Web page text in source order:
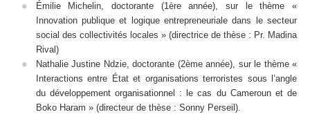
Émilie Michelin, doctorante (1ère année), sur le thème «
Innovation publique et logique entrepreneuriale dans le secteur
social des collectivités locales » (directrice de thèse : Pr. Madina
Rival)
Nathalie Justine Ndzie, doctorante (2ème année), sur le thème «
Interactions entre État et organisations terroristes sous l’angle
du développement organisationnel : le cas du Cameroun et de
Boko Haram » (directeur de thèse : Sonny Perseil).